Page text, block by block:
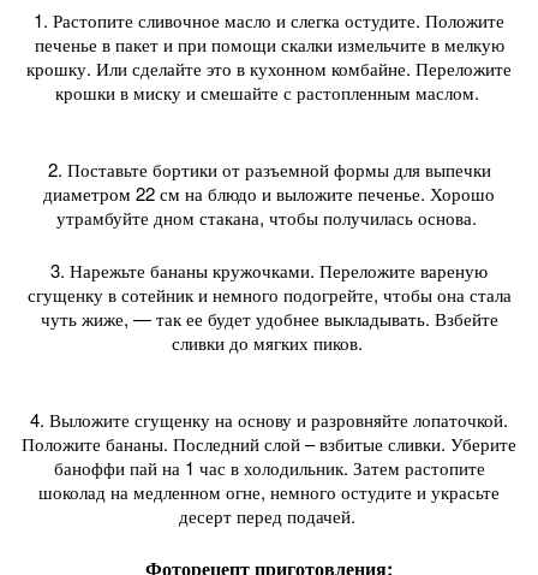
1. Растопите сливочное масло и слегка остудите. Положите
печенье в пакет и при помощи скалки измельчите в мелкую
крошку. Или сделайте это в кухонном комбайне. Переложите
крошки в миску и смешайте с растопленным маслом.
2. Поставьте бортики от разъемной формы для выпечки
диаметром 22 см на блюдо и выложите печенье. Хорошо
утрамбуйте дном стакана, чтобы получилась основа.
3. Нарежьте бананы кружочками. Переложите вареную
сгущенку в сотейник и немного подогрейте, чтобы она стала
чуть жиже, — так ее будет удобнее выкладывать. Взбейте
сливки до мягких пиков.
4. Выложите сгущенку на основу и разровняйте лопаточкой.
Положите бананы. Последний слой – взбитые сливки. Уберите
баноффи пай на 1 час в холодильник. Затем растопите
шоколад на медленном огне, немного остудите и украсьте
десерт перед подачей.
Фоторецепт приготовления: